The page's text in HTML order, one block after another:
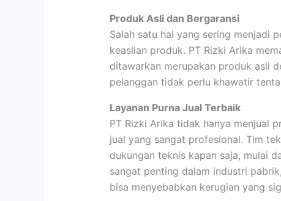
Produk Asli dan Bergaransi
Salah satu hal yang sering menjadi
keaslian produk. PT Rizki Arika
ditawarkan merupakan produk asli
pelanggan tidak perlu khawatir
Layanan Purna Jual Terbaik
PT Rizki Arika tidak hanya menjual
jual yang sangat profesional. Tim
dukungan teknis kapan saja, mulai
sangat penting dalam industri
bisa menyebabkan kerugian yang